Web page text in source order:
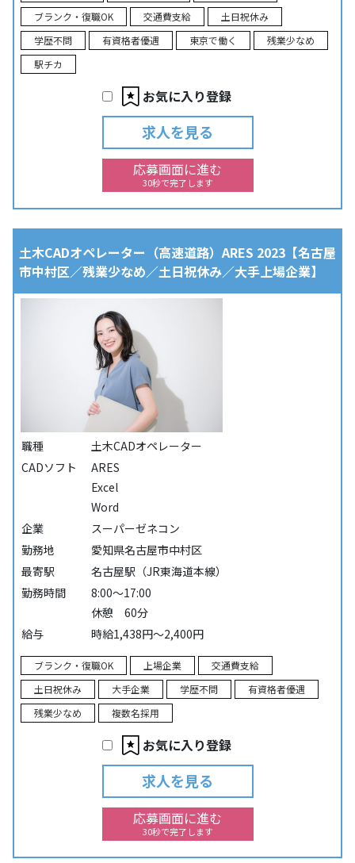
ブランク・復職OK
交通費支給
土日祝休み
学歴不問
有資格者優遇 東京で働く
残業少なめ
駅チカ
お気に入り登録
求人を見る
応募画面に進む
30秒で完了します
土木CADオペレーター（高速道路）ARES 2023【名古屋
市中村区／残業少なめ／土日祝休み／大手上場企業】
職種
土木CADオペレーター
CADソフト
ARES
Excel
Word
企業
スーパーゼネコン
勤務地
愛知県名古屋市中村区
最寄駅
名古屋駅（JR東海道本線）
勤務時間
8:00～17:00
休憩 60分
給与
時給1,438円～2,400円
ブランク・復職OK 上場企業
交通費支給
土日祝休み
大手企業 学歴不問
有資格者優遇
残業少なめ
複数名採用
お気に入り登録
求人を見る
応募画面に進む
30秒で完了します